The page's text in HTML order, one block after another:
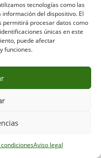
tecnologías como las
del dispositivo. El
permitirá procesar datos como
únicas en este
puede afectar
funciones.
Aviso legal
Excelsior
€
Rango
de
precios:
4,00 €
18,00 €
Este
producto
variantes.
de